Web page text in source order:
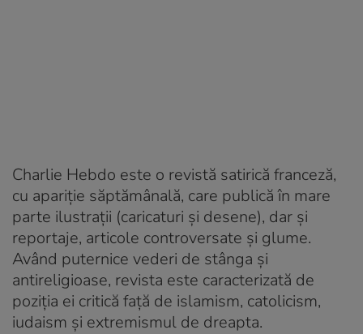
Charlie Hebdo este o revistă satirică franceză,
cu apariție săptămânală, care publică în mare
parte ilustrații (caricaturi și desene), dar și
reportaje, articole controversate și glume.
Având puternice vederi de stânga și
antireligioase, revista este caracterizată de
poziția ei critică față de islamism, catolicism,
iudaism și extremismul de dreapta.